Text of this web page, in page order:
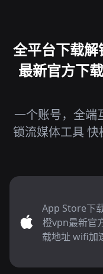
全平台下载
最新官方下
一个账号，全端
锁流媒体工具
App Store下
橙vpn最新官
载地址 wifi加